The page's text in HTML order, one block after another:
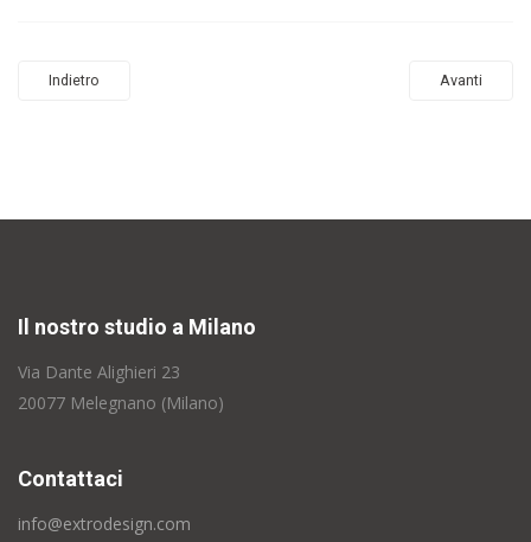
Indietro Avanti
Il nostro studio a Milano
Via Dante Alighieri 23
20077 Melegnano (Milano)
Contattaci
info@extrodesign.com